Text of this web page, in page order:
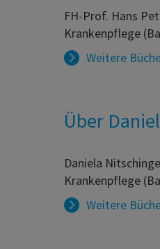
FH-Prof. Hans
Krankenpflege
Weitere
Über
Daniela
Krankenpflege
Weitere